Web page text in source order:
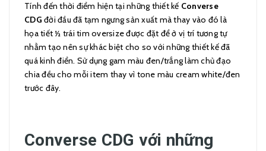
Tính đến thời điểm hiện tại những thiết kế Converse
CDG đời đầu đã tạm ngưng sản xuất mà thay vào đó là
họa tiết ½ trái tim oversize được đặt để ở vị trí tương tự
nhằm tạo nên sự khác biệt cho so với những thiết kế đã
quá kinh điển. Sử dụng gam màu đen/trắng làm chủ đạo
chia đều cho mỗi item thay vì tone màu cream white/đen
trước đây.
Converse CDG với những